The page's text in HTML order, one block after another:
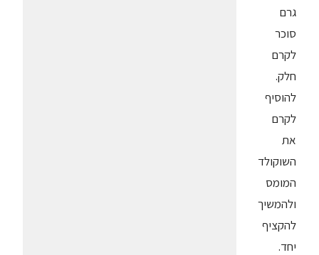
גרם
סוכר
לקרם
חלק.
להוסיף
לקרם
את
השוקולד
המומס
ולהמשיך
להקציף
יחד.